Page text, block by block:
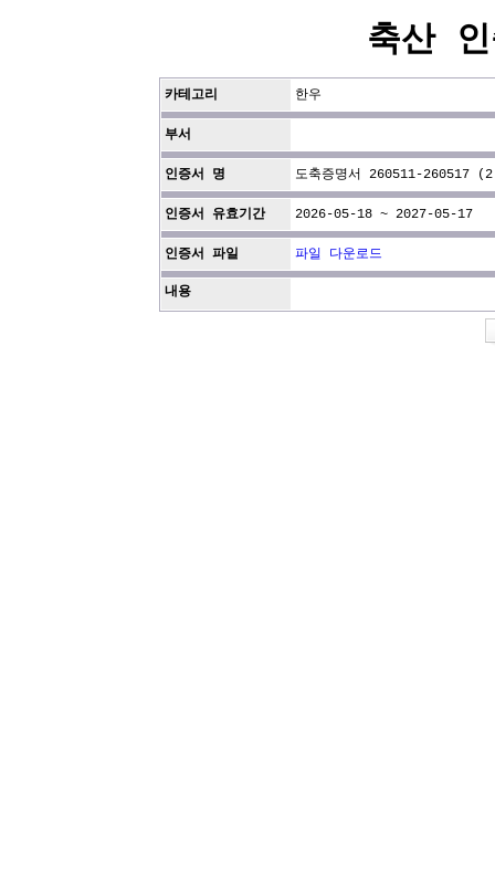
축산
카테고리 한우
부서
인증서 명 도축증명서 260511-260517
인증서 유효기간 2026-05-18 ~ 2027-05-17
인증서 파일 파일 다운로드
내용